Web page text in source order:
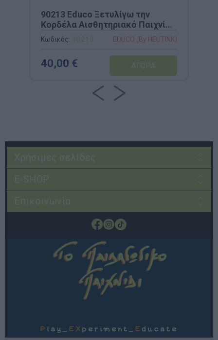
90213 Educo Ξετυλίγω την
Κορδέλα Αισθητηριακό Παιχνίδι
Λεπτής Κινητικότητας
Κωδικός: 90213 EDUCO (By HEUTINK)
40,00 €
Χρήσιμες σελίδες
E-SHOP
Επικοινωνία